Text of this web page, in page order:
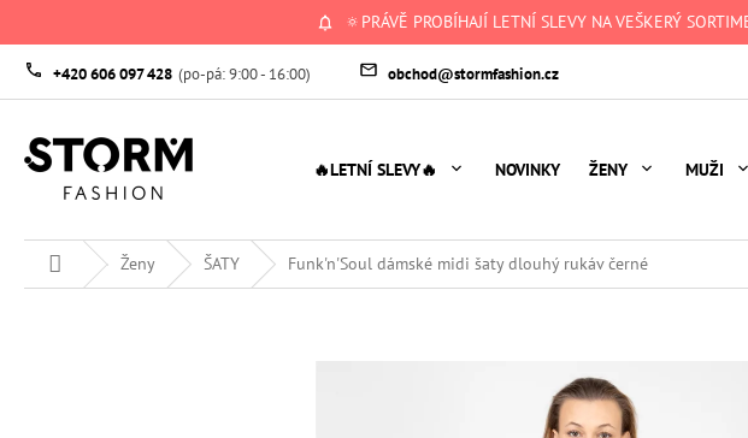
🔅PRÁVĚ PROBÍHAJÍ LETNÍ SLEVY NA VEŠKERÝ
+420 606 097 428 obchod@stormfashion.cz
🔥LETNÍ SLEVY🔥 NOVINKY ŽENY MUŽI
Domů Ženy ŠATY Funk'n'Soul dámské midi šaty dlouhý rukáv černé